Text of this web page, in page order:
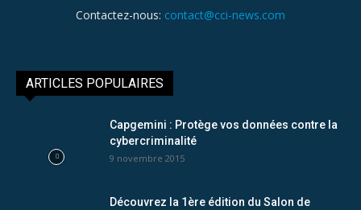
Contactez-nous: contact@cci-news.com
ARTICLES POPULAIRES
Capgemini : Protège vos données contre la
cybercriminalité
9 novembre 2015
Découvrez la 1ère édition du Salon de